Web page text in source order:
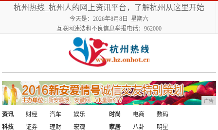
杭州热线_杭州人的网上资讯平台，了解杭州从这里开始
今天是：2026年8月8日 星期六
互联网违法和不良信息举报电话：962000
广告
资讯 财经 汽车
娱乐
科技
证券 理财 宏观
时尚 电商
数码
家居
八卦
明星